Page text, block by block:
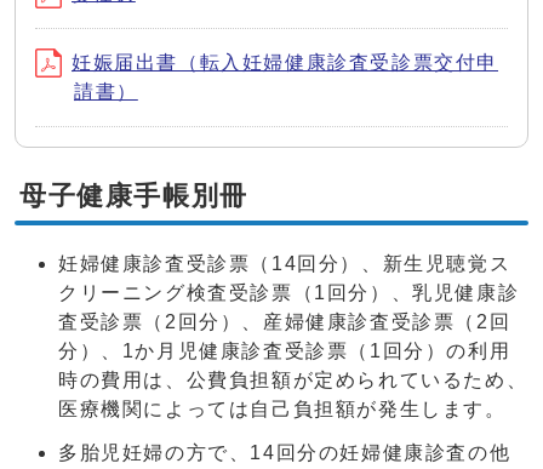
妊娠届出書（転入妊婦健康診査受診票交付申
請書）
母子健康手帳別冊
妊婦健康診査受診票（14回分）、新生児聴覚ス
クリーニング検査受診票（1回分）、乳児健康診
査受診票（2回分）、産婦健康診査受診票（2回
分）、1か月児健康診査受診票（1回分）の利用
時の費用は、公費負担額が定められているため、
医療機関によっては自己負担額が発生します。
多胎児妊婦の方で、14回分の妊婦健康診査の他